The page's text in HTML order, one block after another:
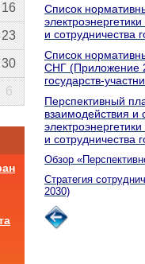
Список
и сотрудничества
Список
СНГ (Приложение
государств-
Перспективный
взаимодействия и
и сотрудничества
Обзор
Стратегия
2030)
16
23
30
6